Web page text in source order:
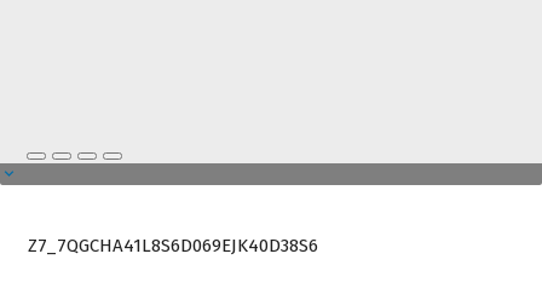
Z7_7QGCHA41L8S6D069EJK40D38S6